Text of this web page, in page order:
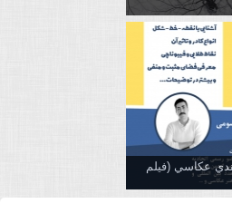
عكاسي (فیلم